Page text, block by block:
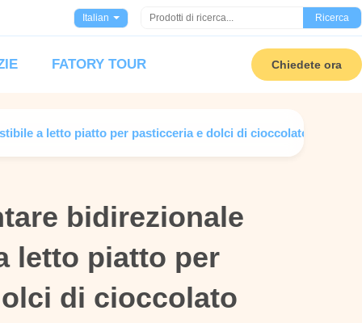
Italian Ricerca
FATORY TOUR Chiedete ora
a letto piatto per pasticceria e dolci di cioccolato
bidirezionale
letto piatto per
di cioccolato
bidirezionale
letto piatto per
di cioccolato